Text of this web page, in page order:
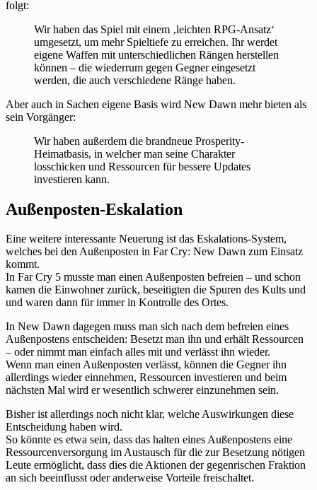
folgt:
Wir haben das Spiel mit einem ‚leichten RPG-Ansatz‘
umgesetzt, um mehr Spieltiefe zu erreichen. Ihr werdet
eigene Waffen mit unterschiedlichen Rängen herstellen
können – die wiederrum gegen Gegner eingesetzt
werden, die auch verschiedene Ränge haben.
Aber auch in Sachen eigene Basis wird New Dawn mehr bieten als
sein Vorgänger:
Wir haben außerdem die brandneue Prosperity-
Heimatbasis, in welcher man seine Charakter
losschicken und Ressourcen für bessere Updates
investieren kann.
Außenposten-Eskalation
Eine weitere interessante Neuerung ist das Eskalations-System,
welches bei den Außenposten in Far Cry: New Dawn zum Einsatz
kommt.
In Far Cry 5 musste man einen Außenposten befreien – und schon
kamen die Einwohner zurück, beseitigten die Spuren des Kults und
und waren dann für immer in Kontrolle des Ortes.
In New Dawn dagegen muss man sich nach dem befreien eines
Außenpostens entscheiden: Besetzt man ihn und erhält Ressourcen
– oder nimmt man einfach alles mit und verlässt ihn wieder.
Wenn man einen Außenposten verlässt, können die Gegner ihn
allerdings wieder einnehmen, Ressourcen investieren und beim
nächsten Mal wird er wesentlich schwerer einzunehmen sein.
Bisher ist allerdings noch nicht klar, welche Auswirkungen diese
Entscheidung haben wird.
So könnte es etwa sein, dass das halten eines Außenpostens eine
Ressourcenversorgung im Austausch für die zur Besetzung nötigen
Leute ermöglicht, dass dies die Aktionen der gegenrischen Fraktion
an sich beeinflusst oder anderweise Vorteile freischaltet.